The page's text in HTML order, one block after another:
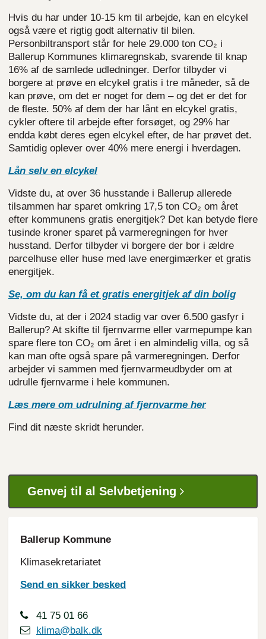
Hvis du har under 10-15 km til arbejde, kan en elcykel
også være et rigtig godt alternativ til bilen.
Personbiltransport står for hele 29.000 ton CO₂ i
Ballerup Kommunes klimaregnskab, svarende til knap
16% af de samlede udledninger. Derfor tilbyder vi
borgere at prøve en elcykel gratis i tre måneder, så de
kan prøve, om det er noget for dem – og det er det for
de fleste. 50% af dem der har lånt en elcykel gratis,
cykler oftere til arbejde efter forsøget, og 29% har
endda købt deres egen elcykel efter, de har prøvet det.
Samtidig oplever over 40% mere energi i hverdagen.
Lån selv en elcykel
Vidste du, at over 36 husstande i Ballerup allerede
tilsammen har sparet omkring 17,5 ton CO₂ om året
efter kommunens gratis energitjek? Det kan betyde flere
tusinde kroner sparet på varmeregningen for hver
husstand. Derfor tilbyder vi borgere der bor i ældre
parcelhuse eller huse med lave energimærker et gratis
energitjek.
Se, om du kan få et gratis energitjek af din bolig
Vidste du, at der i 2024 stadig var over 6.500 gasfyr i
Ballerup? At skifte til fjernvarme eller varmepumpe kan
spare flere ton CO₂ om året i en almindelig villa, og så
kan man ofte også spare på varmeregningen. Derfor
arbejder vi sammen med fjernvarmeudbyder om at
udrulle fjernvarme i hele kommunen.
Læs mere om udrulning af fjernvarme her
Find dit næste skridt herunder.
Genvej til al Selvbetjening
Ballerup Kommune
Klimasekretariatet
Send en sikker besked
41 75 01 66
klima@balk.dk